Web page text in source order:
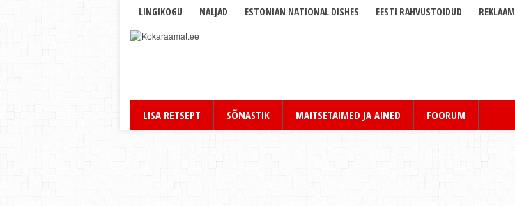
LINGIKOGU NALJAD ESTONIAN NATIONAL DISHES EESTI RAHVUSTOIDUD REKLAAM
LISA RETSEPT SÕNASTIK MAITSETAIMED JA AINED FOORUM